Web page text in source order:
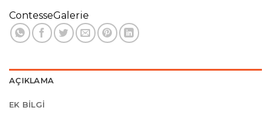
ContesseGalerie
AÇIKLAMA
EK BILGI